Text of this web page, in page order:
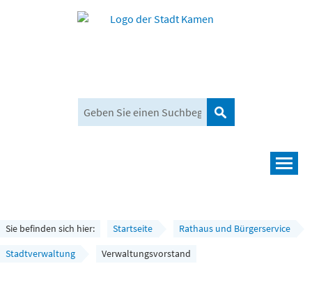
Suchen
Rathaus und Bürgerservice
Wirtschaft und Planen
Sie befinden sich hier: Startseite
Rathaus und Bürgerservice
Stadtverwaltung
Verwaltungsvorstand